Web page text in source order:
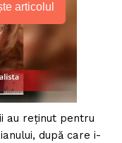
articolul
au reţinut pentru
după care i-